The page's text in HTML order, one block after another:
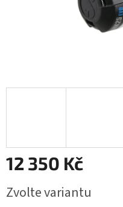
12 350 Kč
cena:
Zvolte variantu